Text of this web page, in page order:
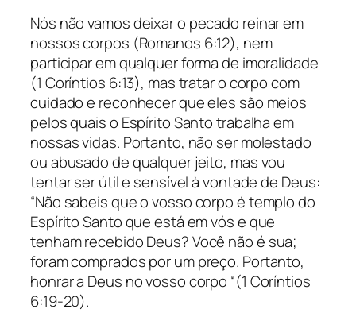
Nós não vamos deixar o pecado reinar em
nossos corpos (Romanos 6:12), nem
participar em qualquer forma de imoralidade
(1 Coríntios 6:13), mas tratar o corpo com
cuidado e reconhecer que eles são meios
pelos quais o Espírito Santo trabalha em
nossas vidas. Portanto, não ser molestado
ou abusado de qualquer jeito, mas vou
tentar ser útil e sensível à vontade de Deus:
“Não sabeis que o vosso corpo é templo do
Espírito Santo que está em vós e que
tenham recebido Deus? Você não é sua;
foram comprados por um preço. Portanto,
honrar a Deus no vosso corpo “(1 Coríntios
6:19-20).